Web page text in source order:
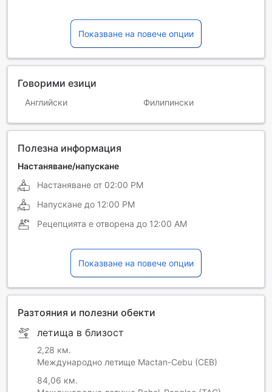
Показване на повече опции
Говорими езици
Английски Филипински
Полезна информация
Настаняване/напускане
Настаняване от 02:00 PM
Напускане до 12:00 PM
Рецепцията е отворена до 12:00 AM
Показване на повече опции
Разтояния и полезни обекти
летища в близост
2,28 км.
Международно летище Mactan-Cebu (CEB)
84,06 км.